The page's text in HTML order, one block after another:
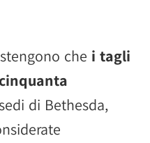
che i tagli
di Bethesda,